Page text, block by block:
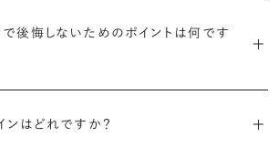
雰囲気が楽しめます。
ります。
ルム（ストレート／ウェーブ／V字）と素材（プ
後悔しないためのポイントは何です
ンはどれですか？